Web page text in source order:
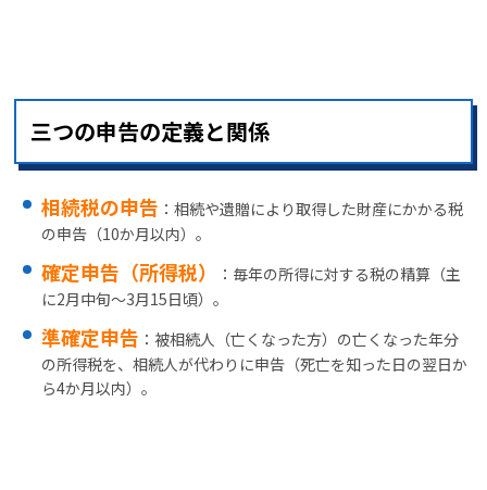
三つの申告の定義と関係
相続税の申告 ：相続や遺贈により取得した財産にかかる税
の申告（10か月以内）。
確定申告（所得税）
：毎年の所得に対する税の精算（主
に2月中旬〜3月15日頃）。
準確定申告 ：被相続人（亡くなった方）の亡くなった年分
の所得税を、相続人が代わりに申告（死亡を知った日の翌日か
ら4か月以内）。